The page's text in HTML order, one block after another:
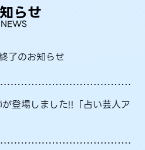
らせ
NEWS
了のお知らせ
登場しました!!「占い芸人ア